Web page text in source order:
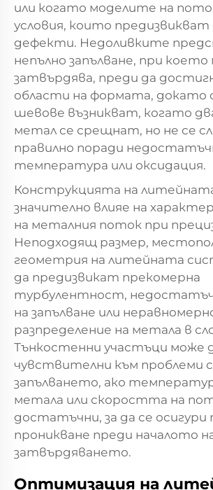
или когато моделите на
условия, които предизвикват
дефекти. Недоливките
непълно запълване, при
затвърдява, преди да
области на формата,
шевове възникват, когато
метал се срещнат, но не се
правилно поради
температура или оксидация.
Конструкцията на
значително влияе на
на металния поток при
Неподходящ размер,
геометрия на литейната
да предизвикат прекомерна
турбулентност,
на запълване или
разпределение на метала в
Тънкостенни участъци може
чувствителни към проблеми
запълването, ако
метала или скоростта на
достатъчни, за да се осигури
проникване преди началото
затвърдяването.
Оптимизация на